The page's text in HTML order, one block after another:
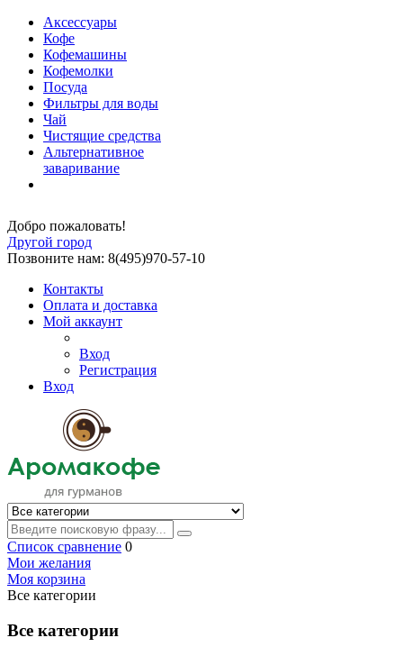
Аксессуары
Кофе
Кофемашины
Кофемолки
Посуда
Фильтры для воды
Чай
Чистящие средства
Альтернативное
заваривание
Добро пожаловать!
Другой город
Позвоните нам: 8(495)970-57-10
Контакты
Оплата и доставка
Мой аккаунт
Вход
Регистрация
Вход
Список сравнение 0
Мои желания
Моя корзина
Все категории
Все категории